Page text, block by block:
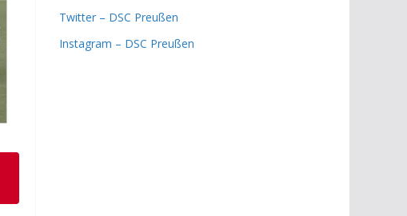
Twitter – DSC Preußen
Instagram – DSC Preußen